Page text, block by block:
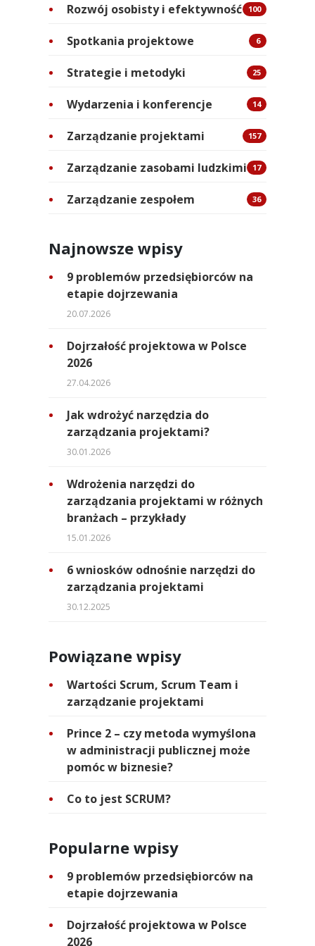
Rozwój osobisty i efektywność 100
Spotkania projektowe 6
Strategie i metodyki 25
Wydarzenia i konferencje 14
Zarządzanie projektami 157
Zarządzanie zasobami ludzkimi 17
Zarządzanie zespołem 36
Najnowsze wpisy
9 problemów przedsiębiorców na
etapie dojrzewania
20.07.2026
Dojrzałość projektowa w Polsce
2026
27.04.2026
Jak wdrożyć narzędzia do
zarządzania projektami?
30.01.2026
Wdrożenia narzędzi do
zarządzania projektami w różnych
branżach – przykłady
15.01.2026
6 wniosków odnośnie narzędzi do
zarządzania projektami
30.12.2025
Powiązane wpisy
Wartości Scrum, Scrum Team i
zarządzanie projektami
Prince 2 – czy metoda wymyślona
w administracji publicznej może
pomóc w biznesie?
Co to jest SCRUM?
Popularne wpisy
9 problemów przedsiębiorców na
etapie dojrzewania
Dojrzałość projektowa w Polsce
2026